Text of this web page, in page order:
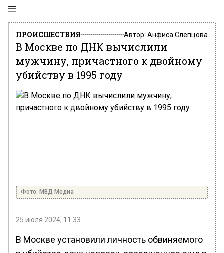
ПРОИСШЕСТВИЯ Автор: Анфиса Слепцова
В Москве по ДНК вычислили
мужчину, причастного к двойному
убийству в 1995 году
Фото: МВД Медиа
25 июля 2024, 11:33
В Москве установили личность обвиняемого